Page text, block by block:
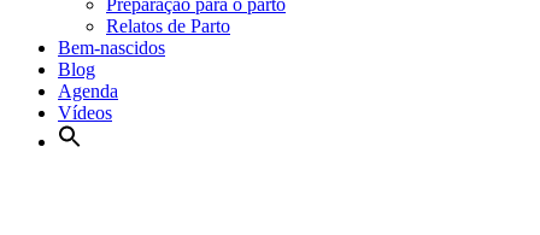
Preparação para o parto
Relatos de Parto
Bem-nascidos
Blog
Agenda
Vídeos